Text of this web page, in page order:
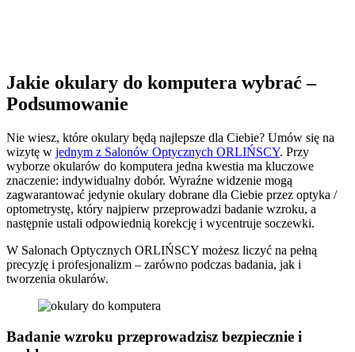
Jakie okulary do komputera wybrać –
Podsumowanie
Nie wiesz, które okulary będą najlepsze dla Ciebie? Umów się na
wizytę w jednym z Salonów Optycznych ORLIŃSCY. Przy
wyborze okularów do komputera jedna kwestia ma kluczowe
znaczenie: indywidualny dobór. Wyraźne widzenie mogą
zagwarantować jedynie okulary dobrane dla Ciebie przez optyka /
optometrystę, który najpierw przeprowadzi badanie wzroku, a
następnie ustali odpowiednią korekcję i wycentruje soczewki.
W Salonach Optycznych ORLIŃSCY możesz liczyć na pełną
precyzję i profesjonalizm – zarówno podczas badania, jak i
tworzenia okularów.
Badanie wzroku przeprowadzisz bezpiecznie i